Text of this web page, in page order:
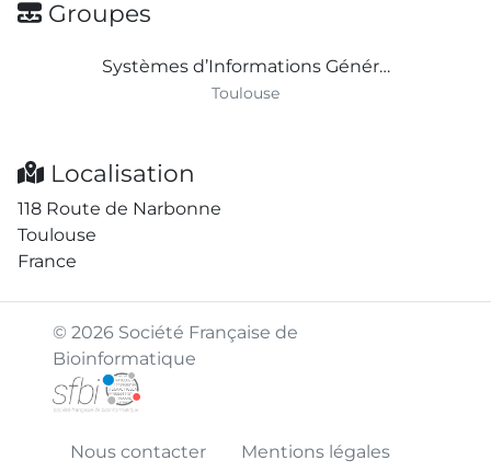
Groupes
Systèmes d’Informations Génér…
Toulouse
Localisation
118 Route de Narbonne
Toulouse
France
© 2026 Société Française de
Bioinformatique
Nous contacter Mentions légales